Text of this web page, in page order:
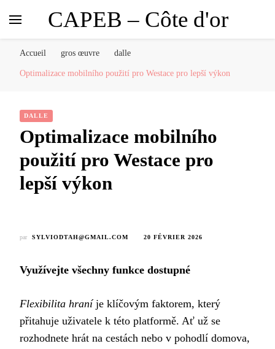
CAPEB – Côte d'or
Accueil gros œuvre dalle
Optimalizace mobilního použití pro Westace pro lepší výkon
DALLE
Optimalizace mobilního
použití pro Westace pro
lepší výkon
par SYLVIODTAH@GMAIL.COM 20 FÉVRIER 2026
Využívejte všechny funkce dostupné
Flexibilita hraníje klíčovým faktorem, který
přitahuje uživatele k této platformě. Ať už se
rozhodnete hrát na cestách nebo v pohodlí domova,